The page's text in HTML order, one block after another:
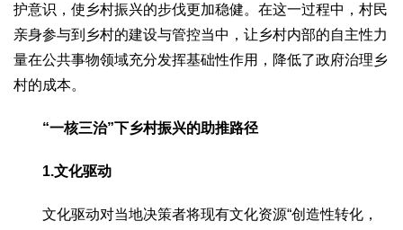
护意识，使乡村振兴的步伐更加稳健。在这一过程中，村民
亲身参与到乡村的建设与管控当中，让乡村内部的自主性力
量在公共事物领域充分发挥基础性作用，降低了政府治理乡
村的成本。
“一核三治”下乡村振兴的助推路径
1.文化驱动
文化驱动对当地决策者将现有文化资源“创造性转化，